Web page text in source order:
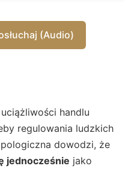
(Audio)
handlu
regulowania ludzkich
dowodzi, że
jednocześnie jako